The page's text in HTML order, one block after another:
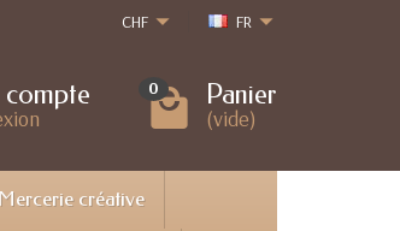
CHF FR
0 Panier
(vide)
Mercerie créative